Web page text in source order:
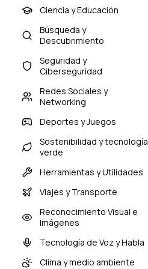
Ciencia y Educación
Búsqueda y
Descubrimiento
Seguridad y
Ciberseguridad
Redes Sociales y
Networking
Deportes y Juegos
Sostenibilidad y tecnología
verde
Herramientas y Utilidades
Viajes y Transporte
Reconocimiento Visual e
Imágenes
Tecnología de Voz y Habla
Clima y medio ambiente